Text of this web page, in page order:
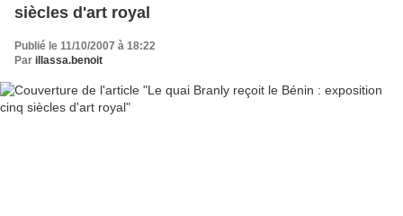
siècles d'art royal
Publié le 11/10/2007 à 18:22
Par illassa.benoit